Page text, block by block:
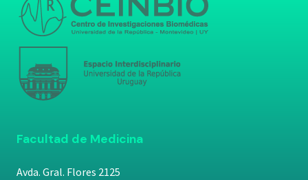
Facultad de Medicina
Avda. Gral. Flores 2125